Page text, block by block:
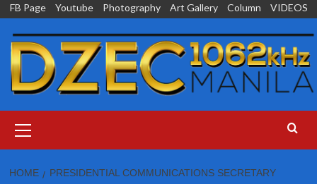
Skip
content
FB Page Youtube Photography Art Gallery Column VIDEOS
Menu
HOME
PRESIDENTIAL COMMUNICATIONS SECRETARY